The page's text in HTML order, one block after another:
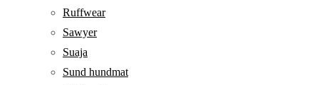
Ruffwear
Sawyer
Suaja
Sund hundmat